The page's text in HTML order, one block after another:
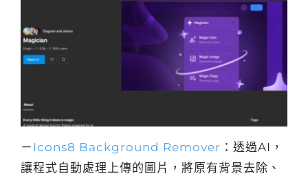
－ Icons8 Background Remover ：透過AI，
讓程式自動處理上傳的圖片，將原有背景去除、